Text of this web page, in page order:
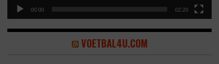
00:00 02:20
VOETBAL4U.COM